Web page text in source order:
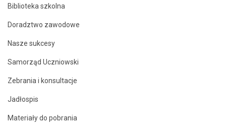
Biblioteka szkolna
Doradztwo zawodowe
Nasze sukcesy
Samorząd Uczniowski
Zebrania i konsultacje
Jadłospis
Materiały do pobrania